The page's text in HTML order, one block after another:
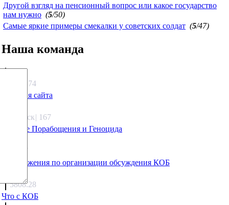
Другой взгляд на пенсионный вопрос или какое государство
нам нужно (5/50)
Самые яркие примеры смекалки у советских солдат (5/47)
Наша команда
1333.74
Санация сайта
Якутск| 167
Оружие Порабощения и Геноцида
27.17
Предложения по организации обсуждения КОБ
5808.28
Что с КОБ